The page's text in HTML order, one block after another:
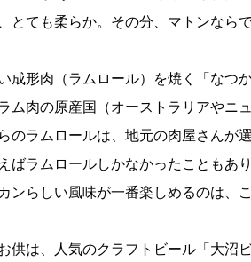
とても柔らか。その分、マトンなら
成形肉（ラムロール）を焼く「なつ
ム肉の原産国（オーストラリアやニ
のラムロールは、地元の肉屋さんが
ばラムロールしかなかったこともあ
ンらしい風味が一番楽しめるのは、
供は、人気のクラフトビール「大